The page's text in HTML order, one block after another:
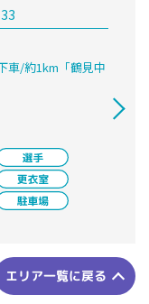
車/約1km「鶴見中
エリア一覧に戻る